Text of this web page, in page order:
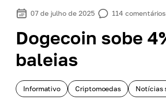
07 de julho de 2025 114 comentários
Dogecoin sobe
baleias
Informativo Criptomoedas Notícias